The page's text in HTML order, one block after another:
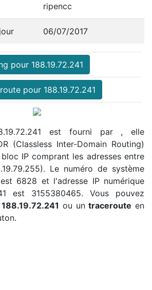
ripencc
06/07/2017
pour 188.19.72.241
pour 188.19.72.241
est fourni par , elle
(Classless Inter-Domain Routing)
IP comprant les adresses entre
Le numéro de système
6828 et l'adresse IP numérique
est 3155380465. Vous pouvez
ou untraceroute en